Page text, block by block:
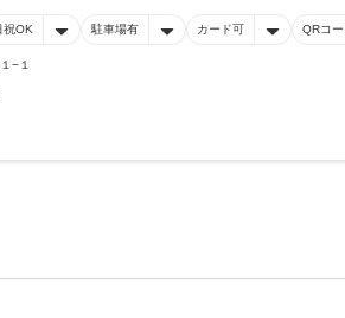
祝OK 駐車場有 カード可 QRコ
−１